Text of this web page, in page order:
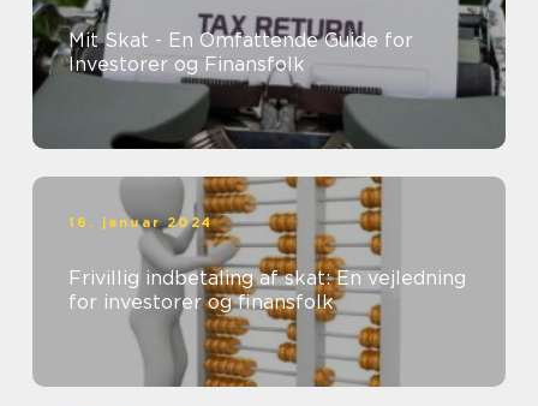
Mit Skat - En Omfattende Guide for
Investorer og Finansfolk
16. januar 2024
Frivillig indbetaling af skat: En vejledning
for investorer og finansfolk